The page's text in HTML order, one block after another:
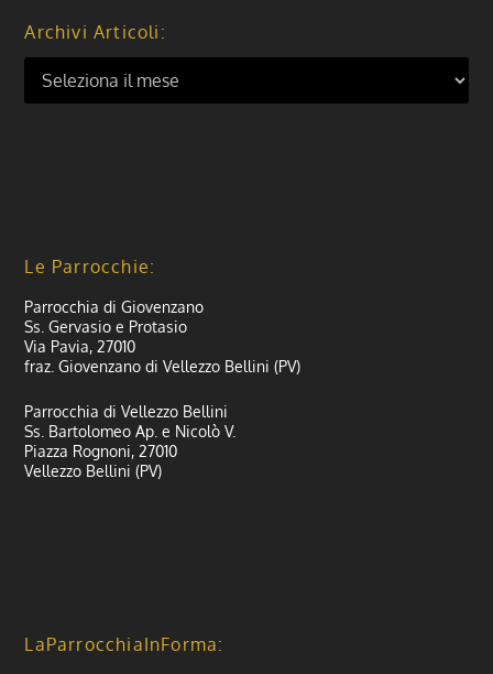
Archivi Articoli:
Le Parrocchie:
Parrocchia di Giovenzano
Ss. Gervasio e Protasio
Via Pavia, 27010
fraz. Giovenzano di Vellezzo Bellini (PV)
Parrocchia di Vellezzo Bellini
Ss. Bartolomeo Ap. e Nicolò V.
Piazza Rognoni, 27010
Vellezzo Bellini (PV)
LaParrocchiaInForma: